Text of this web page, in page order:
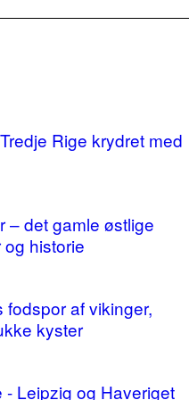
Rige krydret med
– det gamle østlige
historie
af vikinger,
kyster
Leipzig og Haveriget